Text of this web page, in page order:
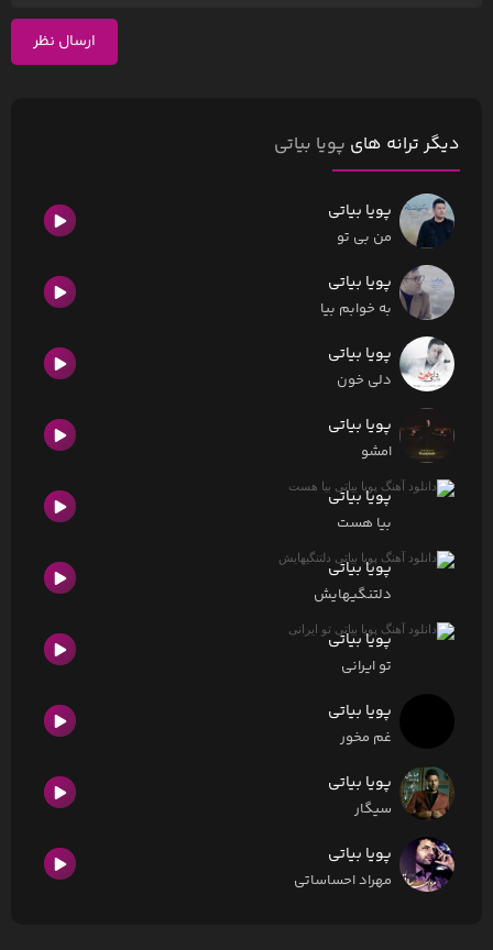
ارسال نظر
دیگر ترانه های پویا بیاتی
پویا بیاتی
من بی تو
پویا بیاتی
به خوابم بیا
پویا بیاتی
دلی خون
پویا بیاتی
امشو
پویا بیاتی
بیا هست
پویا بیاتی
دلتنگیهایش
پویا بیاتی
تو ایرانی
پویا بیاتی
غم مخور
پویا بیاتی
سیگار
پویا بیاتی
مهراد احساساتی